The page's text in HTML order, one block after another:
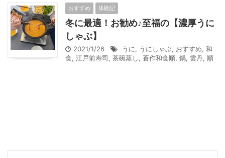
おすすめ 体験記
冬に最適！お勧め♪至福の【濃厚うに
しゃぶ】
2021/1/26 うに, うにしゃぶ, おすすめ, 和
食, 江戸前寿司, 茶碗蒸し, 蒼作和食順, 鍋, 雲丹, 順